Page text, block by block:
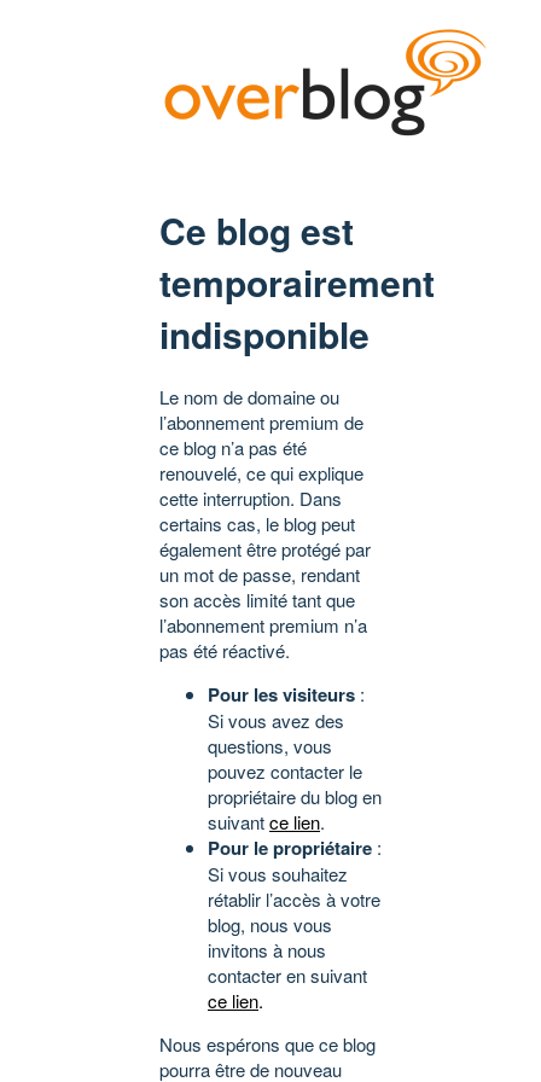
Ce blog est
temporairement
indisponible
Le nom de domaine ou
l’abonnement premium de
ce blog n’a pas été
renouvelé, ce qui explique
cette interruption. Dans
certains cas, le blog peut
également être protégé par
un mot de passe, rendant
son accès limité tant que
l’abonnement premium n’a
pas été réactivé.
Pour les visiteurs :
Si vous avez des
questions, vous
pouvez contacter le
propriétaire du blog en
suivantce lien.
Pour le propriétaire :
Si vous souhaitez
rétablir l’accès à votre
blog, nous vous
invitons à nous
contacter en suivant
ce lien.
Nous espérons que ce blog
pourra être de nouveau